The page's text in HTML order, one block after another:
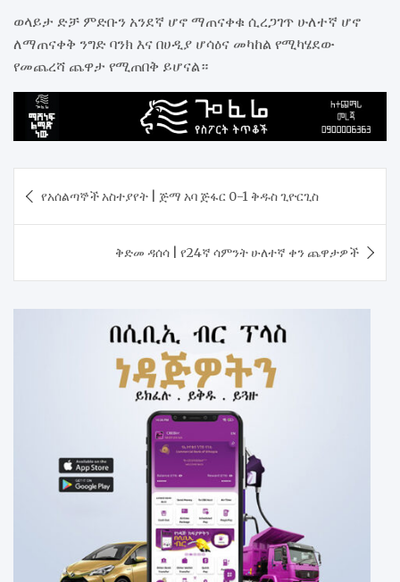
ወላይታ ድቻ ምድቡን አንደኛ ሆኖ ማጠናቀቁ ሲረጋገጥ ሁለተኛ ሆኖ
ለማጠናቀቅ ንግድ ባንክ እና በሀዲያ ሆሳዕና መካከል የሚካሄደው
የመጨረሻ ጨዋታ የሚጠበቅ ይሆናል።
navigation
የአሰልጣኞች አስተያየት | ጅማ አባ ጅፋር 0-1 ቅዱስ ጊዮርጊስ
ቅድመ ዳሰሳ | የ24ኛ ሳምንት ሁለተኛ ቀን ጨዋታዎች